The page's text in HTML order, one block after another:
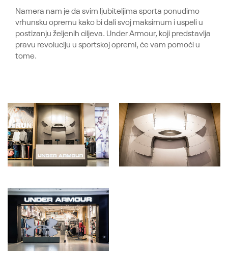
Namera nam je da svim ljubiteljima sporta ponudimo
vrhunsku opremu kako bi dali svoj maksimum i uspeli u
postizanju željenih ciljeva. Under Armour, koji predstavlja
pravu revoluciju u sportskoj opremi, će vam pomoći u
tome.